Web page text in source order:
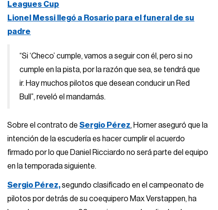
Leagues Cup
Lionel Messi llegó a Rosario para el funeral de su
padre
“Si ‘Checo’ cumple, vamos a seguir con él, pero si no
cumple en la pista, por la razón que sea, se tendrá que
ir. Hay muchos pilotos que desean conducir un Red
Bull”, reveló el mandamás.
Sobre el contrato deSergio Pérez, Horner aseguró que la
intención de la escudería es hacer cumplir el acuerdo
firmado por lo que Daniel Ricciardo no será parte del equipo
en la temporada siguiente.
Sergio Pérez,segundo clasificado en el campeonato de
pilotos por detrás de su coequipero Max Verstappen, ha